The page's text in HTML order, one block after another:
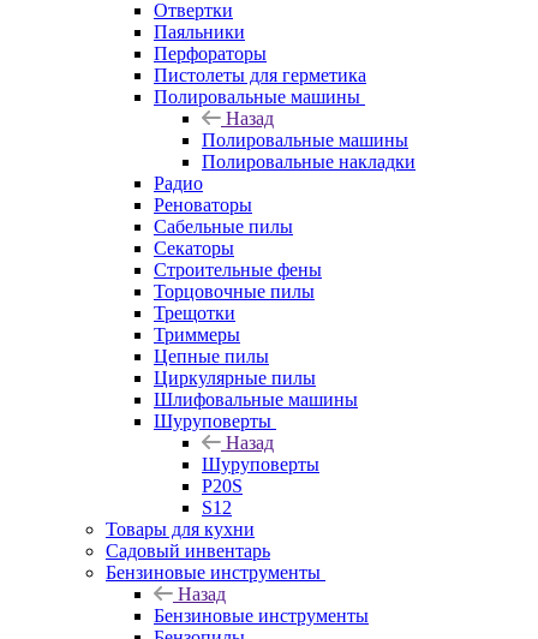
Отвертки
Паяльники
Перфораторы
Пистолеты для герметика
Полировальные машины
Назад
Полировальные машины
Полировальные накладки
Радио
Реноваторы
Сабельные пилы
Секаторы
Строительные фены
Торцовочные пилы
Трещотки
Триммеры
Цепные пилы
Циркулярные пилы
Шлифовальные машины
Шуруповерты
Назад
Шуруповерты
P20S
S12
Товары для кухни
Садовый инвентарь
Бензиновые инструменты
Назад
Бензиновые инструменты